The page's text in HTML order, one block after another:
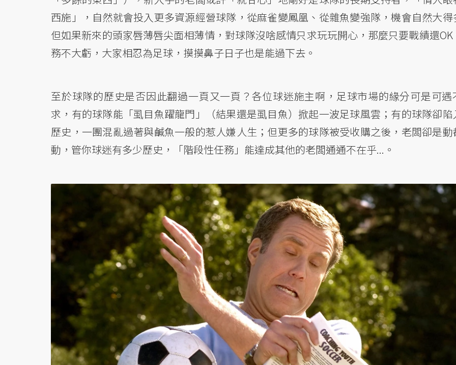
西施」，自然就會投入更多資源經營球隊，從麻雀變鳳凰、從雜魚變強隊，機會自然大得
但如果新來的頭家唇薄唇尖面相薄情，對球隊沒啥感情只求玩玩開心，那麼只要戰績還OK
務不大虧，大家相忍為足球，摸摸鼻子日子也是能過下去。
至於球隊的歷史是否因此翻過一頁又一頁？各位球迷施主啊，足球市場的緣分可是可遇
求，有的球隊能「虱目魚躍龍門」（結果還是虱目魚）掀起一波足球風雲；有的球隊卻陷
歷史，一團混亂過著與鹹魚一般的惹人嫌人生；但更多的球隊被受收購之後，老闆卻是動
動，管你球迷有多少歷史，「階段性任務」能達成其他的老闆通通不在乎...。